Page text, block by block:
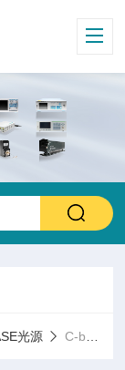
光源 C-band ASE光源 ASE-FL7010 （≥40mW)